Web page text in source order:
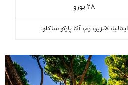
28 یورو
ایتالیا، لاتزیو، رم، آکا پارکو ساکلو: